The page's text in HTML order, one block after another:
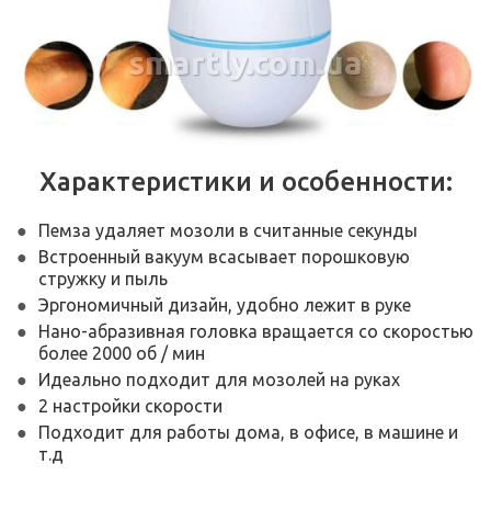
smartly.com.ua
Характеристики и особенности:
Пемза удаляет мозоли в считанные секунды
Встроенный вакуум всасывает порошковую
стружку и пыль
Эргономичный дизайн, удобно лежит в руке
Нано-абразивная головка вращается со скоростью
более 2000 об / мин
Идеально подходит для мозолей на руках
2 настройки скорости
Подходит для работы дома, в офисе, в машине и
т.д